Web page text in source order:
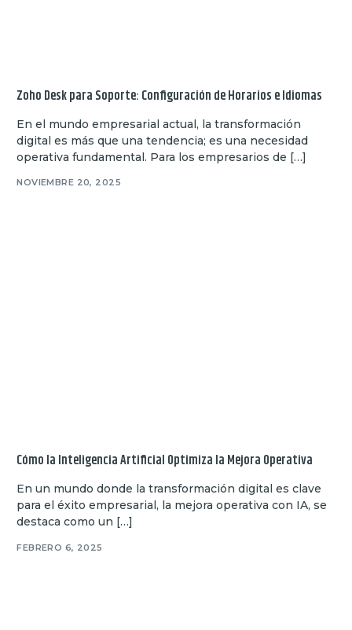
Zoho Desk para Soporte: Configuración de Horarios e Idiomas
En el mundo empresarial actual, la transformación
digital es más que una tendencia; es una necesidad
operativa fundamental. Para los empresarios de […]
NOVIEMBRE 20, 2025
Cómo la Inteligencia Artificial Optimiza la Mejora Operativa
En un mundo donde la transformación digital es clave
para el éxito empresarial, la mejora operativa con IA, se
destaca como un […]
FEBRERO 6, 2025